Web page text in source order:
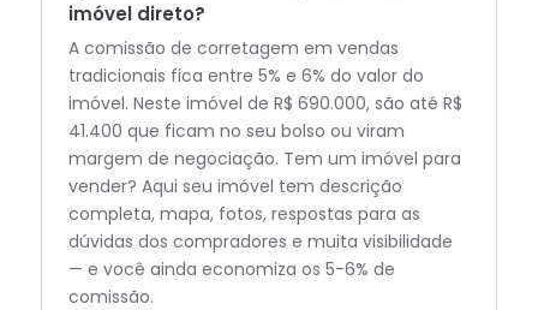
imóvel direto?
A comissão de corretagem em vendas
tradicionais fica entre 5% e 6% do valor do
imóvel. Neste imóvel de R$ 690.000, são até R$
41.400 que ficam no seu bolso ou viram
margem de negociação. Tem um imóvel para
vender? Aqui seu imóvel tem descrição
completa, mapa, fotos, respostas para as
dúvidas dos compradores e muita visibilidade
— e você ainda economiza os 5-6% de
comissão.